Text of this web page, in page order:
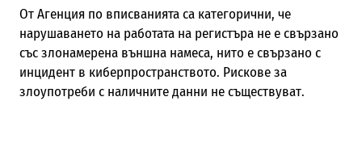
От Агенция по вписванията са категорични, че
нарушаването на работата на регистъра не е свързано
със злонамерена външна намеса, нито е свързано с
инцидент в киберпространството. Рискове за
злоупотреби с наличните данни не съществуват.